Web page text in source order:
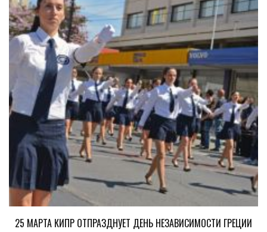
25 МАРТА КИПР ОТПРАЗДНУЕТ ДЕНЬ НЕЗАВИСИМОСТИ ГРЕЦИИ